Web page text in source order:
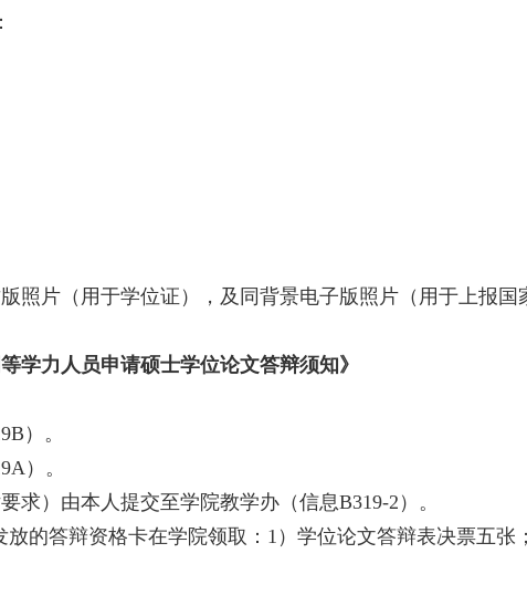
片（用于学位证），及同背景电子版照片（用于上报国
等学力人员申请硕士学位论文答辩须知》
）。
）。
）由本人提交至学院教学办（信息B319-2）。
的答辩资格卡在学院领取：1）学位论文答辩表决票五张